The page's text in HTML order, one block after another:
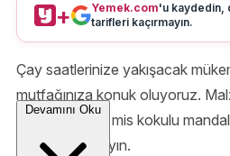
+ Yemek.com'u kaydedin,
tarifleri kaçırmayın.
Çay saatlerinize yakışacak
mutfağınıza konuk oluyoruz.
zorlamayacak mis kokulu
için kolları sıvayın.
Devamını Oku